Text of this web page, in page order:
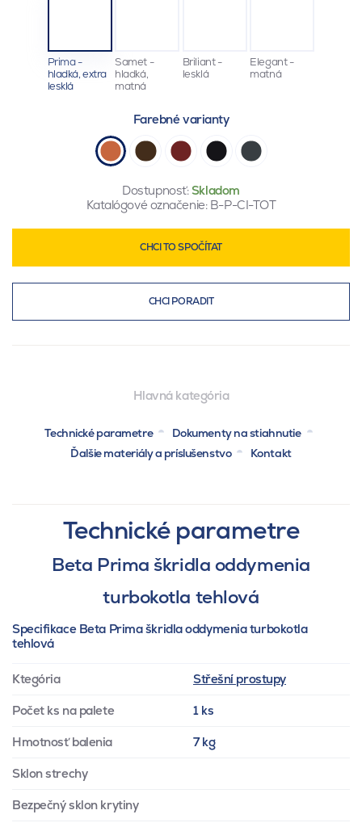
Prima -
hladká, extra
lesklá
Samet -
hladká,
matná
Briliant -
lesklá
Elegant -
matná
Farebné varianty
Dostupnosť:Skladom
Katalógové označenie: B-P-CI-TOT
CHCI TO SPOČÍTAT
CHCI PORADIT
Hlavná kategória
Technické parametre
Dokumenty na stiahnutie
Ďalšie materiály a príslušenstvo
Kontakt
Technické parametre
Beta Prima škridla oddymenia
turbokotla tehlová
Specifikace Beta Prima škridla oddymenia turbokotla
tehlová
Ktegória Střešní prostupy
Počet ks na palete 1 ks
Hmotnosť balenia 7 kg
Sklon strechy
Bezpečný sklon krytiny